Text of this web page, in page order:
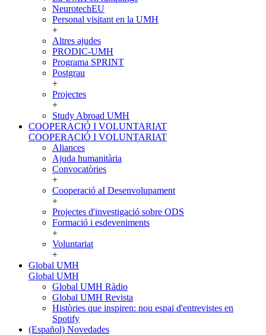
NeurotechEU
Personal visitant en la UMH
+
Altres ajudes
PRODIC-UMH
Programa SPRINT
Postgrau
+
Projectes
+
Study Abroad UMH
COOPERACIÓ I VOLUNTARIAT
COOPERACIÓ I VOLUNTARIAT
Aliances
Ajuda humanitària
Convocatòries
+
Cooperació aI Desenvolupament
+
Projectes d'investigació sobre ODS
Formació i esdeveniments
+
Voluntariat
+
Global UMH
Global UMH
Global UMH Ràdio
Global UMH Revista
Històries que inspiren: nou espai d'entrevistes en
Spotify
(Español) Novedades